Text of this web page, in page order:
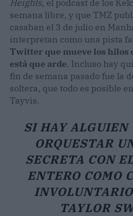
Heights, el pódcast de los
semana libre, y que TMZ
casaban el 3 de julio en
interpretan como una pista
Twitter que mueve los hilos
está que arde. Incluso hay
fin de semana pasado fue la
soltera, que todo es posible
Tayvis.
SI HAY ALGUIEN
ORQUESTAR
SECRETA CON
ENTERO COMO
TAYLOR